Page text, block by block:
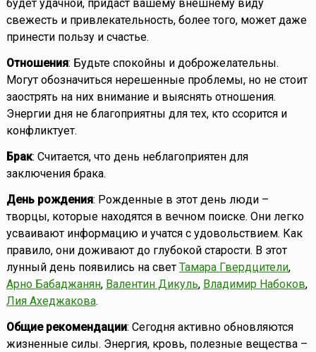
будет удачной, придаст вашему внешнему виду
свежесть и привлекательность, более того, может даже
принести пользу и счастье.
Отношения: Будьте спокойны и доброжелательны.
Могут обозначиться нерешенные проблемы, но не стоит
заострять на них внимание и выяснять отношения.
Энергии дня не благоприятны для тех, кто ссорится и
конфликтует.
Брак: Считается, что день неблагоприятен для
заключения брака.
День рождения: Рожденные в этот день люди –
творцы, которые находятся в вечном поиске. Они легко
усваивают информацию и учатся с удовольствием. Как
правило, они доживают до глубокой старости. В этот
лунный день появились на свет Тамара Гвердцители,
Арно Бабаджанян, Валентин Дикуль, Владимир Набоков,
Лия Ахеджакова.
Общие рекомендации: Сегодня активно обновляются
жизненные силы. Энергия, кровь, полезные вещества –